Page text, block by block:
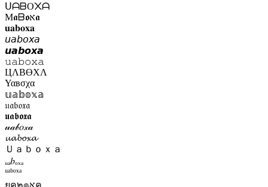
ᑌᗩᗷO᙭ᗩ
Μ𝖆ᗷ𝖔א𝖆
𝐮𝐚𝐛𝐨𝐱𝐚
𝘶𝘢𝘣𝘰𝘹𝘢
𝙪𝙖𝙗𝙤𝙭𝙖
𝚞𝚊𝚋𝚘𝚡𝚊
ЦΛBӨXΛ
Υαвσχα
𝕦𝕒𝕓𝕠𝕩𝕒
𝔲𝔞𝔟𝔬𝔵𝔞
𝖚𝖆𝖇𝖔𝖝𝖆
𝓊𝒶𝒷𝑜𝓍𝒶
𝓾𝓪𝓫𝓸𝔁𝓪
Ｕａｂｏｘａ
ᵤₐ𝑏ₒₓₐ
ᵘᵃᵇᵒˣᵃ
ยค๒๏אค